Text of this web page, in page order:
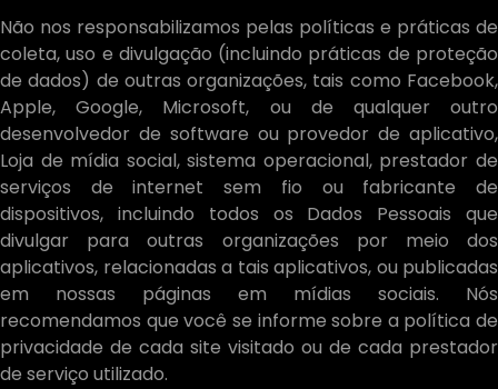
Não nos responsabilizamos pelas políticas e práticas de
coleta, uso e divulgação (incluindo práticas de proteção
de dados) de outras organizações, tais como Facebook,
Apple, Google, Microsoft, ou de qualquer outro
desenvolvedor de software ou provedor de aplicativo,
Loja de mídia social, sistema operacional, prestador de
serviços de internet sem fio ou fabricante de
dispositivos, incluindo todos os Dados Pessoais que
divulgar para outras organizações por meio dos
aplicativos, relacionadas a tais aplicativos, ou publicadas
em nossas páginas em mídias sociais. Nós
recomendamos que você se informe sobre a política de
privacidade de cada site visitado ou de cada prestador
de serviço utilizado.